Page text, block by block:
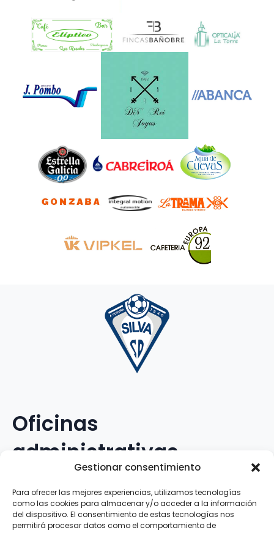
Gestionar consentimiento
Para ofrecer las mejores experiencias, utilizamos tecnologías
como las cookies para almacenar y/o acceder a la información
del dispositivo. El consentimiento de estas tecnologías nos
permitirá procesar datos como el comportamiento de
Oficinas
administrativas
Avenida Galileo Galilei, 12
15.008 · A Coruña · España